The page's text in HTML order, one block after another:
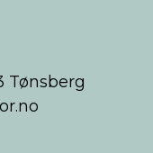
Tønsberg